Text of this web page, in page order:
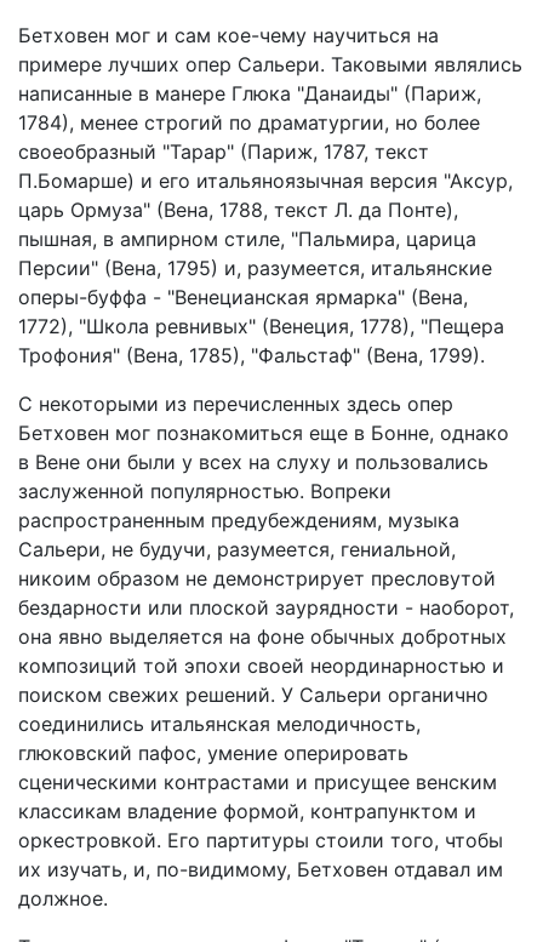
Бетховен мог и сам кое-чему научиться на
примере лучших опер Сальери. Таковыми являлись
написанные в манере Глюка "Данаиды" (Париж,
1784), менее строгий по драматургии, но более
своеобразный "Тарар" (Париж, 1787, текст
П.Бомарше) и его итальяноязычная версия "Аксур,
царь Ормуза" (Вена, 1788, текст Л. да Понте),
пышная, в ампирном стиле, "Пальмира, царица
Персии" (Вена, 1795) и, разумеется, итальянские
оперы-буффа - "Венецианская ярмарка" (Вена,
1772), "Школа ревнивых" (Венеция, 1778), "Пещера
Трофония" (Вена, 1785), "Фальстаф" (Вена, 1799).
С некоторыми из перечисленных здесь опер
Бетховен мог познакомиться еще в Бонне, однако
в Вене они были у всех на слуху и пользовались
заслуженной популярностью. Вопреки
распространенным предубеждениям, музыка
Сальери, не будучи, разумеется, гениальной,
никоим образом не демонстрирует пресловутой
бездарности или плоской заурядности - наоборот,
она явно выделяется на фоне обычных добротных
композиций той эпохи своей неординарностью и
поиском свежих решений. У Сальери органично
соединились итальянская мелодичность,
глюковский пафос, умение оперировать
сценическими контрастами и присущее венским
классикам владение формой, контрапунктом и
оркестровкой. Его партитуры стоили того, чтобы
их изучать, и, по-видимому, Бетховен отдавал им
должное.